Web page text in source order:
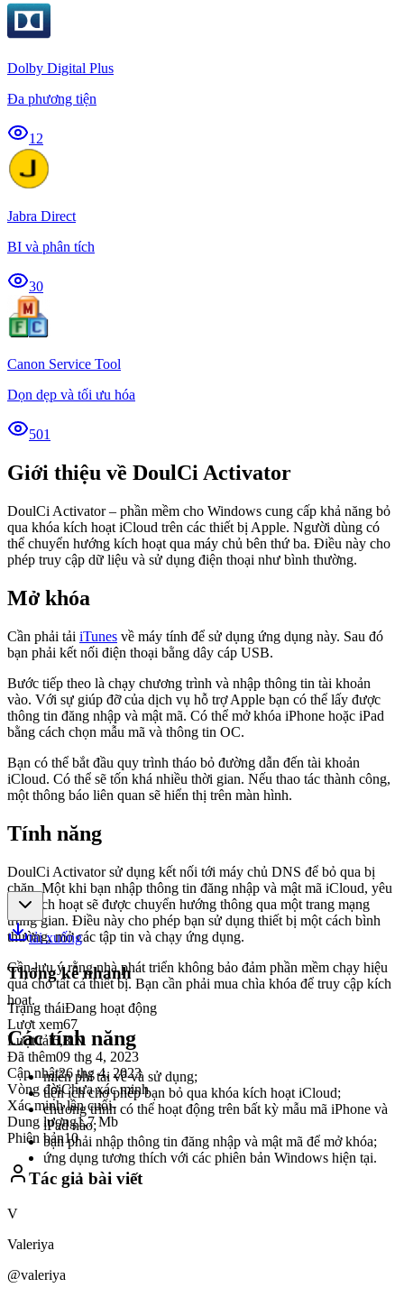
Dolby Digital Plus
Đa phương tiện
12
Jabra Direct
BI và phân tích
30
Canon Service Tool
Dọn dẹp và tối ưu hóa
501
Giới thiệu về DoulCi Activator
DoulCi Activator – phần mềm cho Windows cung cấp khả năng bỏ
qua khóa kích hoạt iCloud trên các thiết bị Apple. Người dùng có
thể chuyển hướng kích hoạt qua máy chủ bên thứ ba. Điều này cho
phép truy cập dữ liệu và sử dụng điện thoại như bình thường.
Mở khóa
Cần phải tải iTunes về máy tính để sử dụng ứng dụng này. Sau đó
bạn phải kết nối điện thoại bằng dây cáp USB.
Bước tiếp theo là chạy chương trình và nhập thông tin tài khoản
vào. Với sự giúp đỡ của dịch vụ hỗ trợ Apple bạn có thể lấy được
thông tin đăng nhập và mật mã. Có thể mở khóa iPhone hoặc iPad
bằng cách chọn mẫu mã và thông tin OC.
Bạn có thể bắt đầu quy trình tháo bỏ đường dẫn đến tài khoản
iCloud. Có thể sẽ tốn khá nhiều thời gian. Nếu thao tác thành công,
một thông báo liên quan sẽ hiển thị trên màn hình.
Tính năng
DoulCi Activator sử dụng kết nối tới máy chủ DNS để bỏ qua bị
chặn. Một khi bạn nhập thông tin đăng nhập và mật mã iCloud, yêu
cầu kích hoạt sẽ được chuyển hướng thông qua một trang mạng
trung gian. Điều này cho phép bạn sử dụng thiết bị một cách bình
thường, mở các tập tin và chạy ứng dụng.
Cần lưu ý rằng nhà phát triển không bảo đảm phần mềm chạy hiệu
quả cho tất cả thiết bị. Bạn cần phải mua chìa khóa để truy cập kích
hoạt.
Các tính năng
miễn phí tải về và sử dụng;
tiện ích cho phép bạn bỏ qua khóa kích hoạt iCloud;
chương trình có thể hoạt động trên bất kỳ mẫu mã iPhone và
iPad nào;
bạn phải nhập thông tin đăng nhập và mật mã để mở khóa;
ứng dụng tương thích với các phiên bản Windows hiện tại.
tải xuống
Thống kê nhanh
Trạng tháiĐang hoạt động
Lượt xem67
Lượt tải6,8 N
Đã thêm09 thg 4, 2023
Cập nhật26 thg 4, 2023
Vòng đờiChưa xác minh
Xác minh lần cuối-
Dung lượng1,7 Mb
Phiên bản10
Tác giả bài viết
V
Valeriya
@valeriya